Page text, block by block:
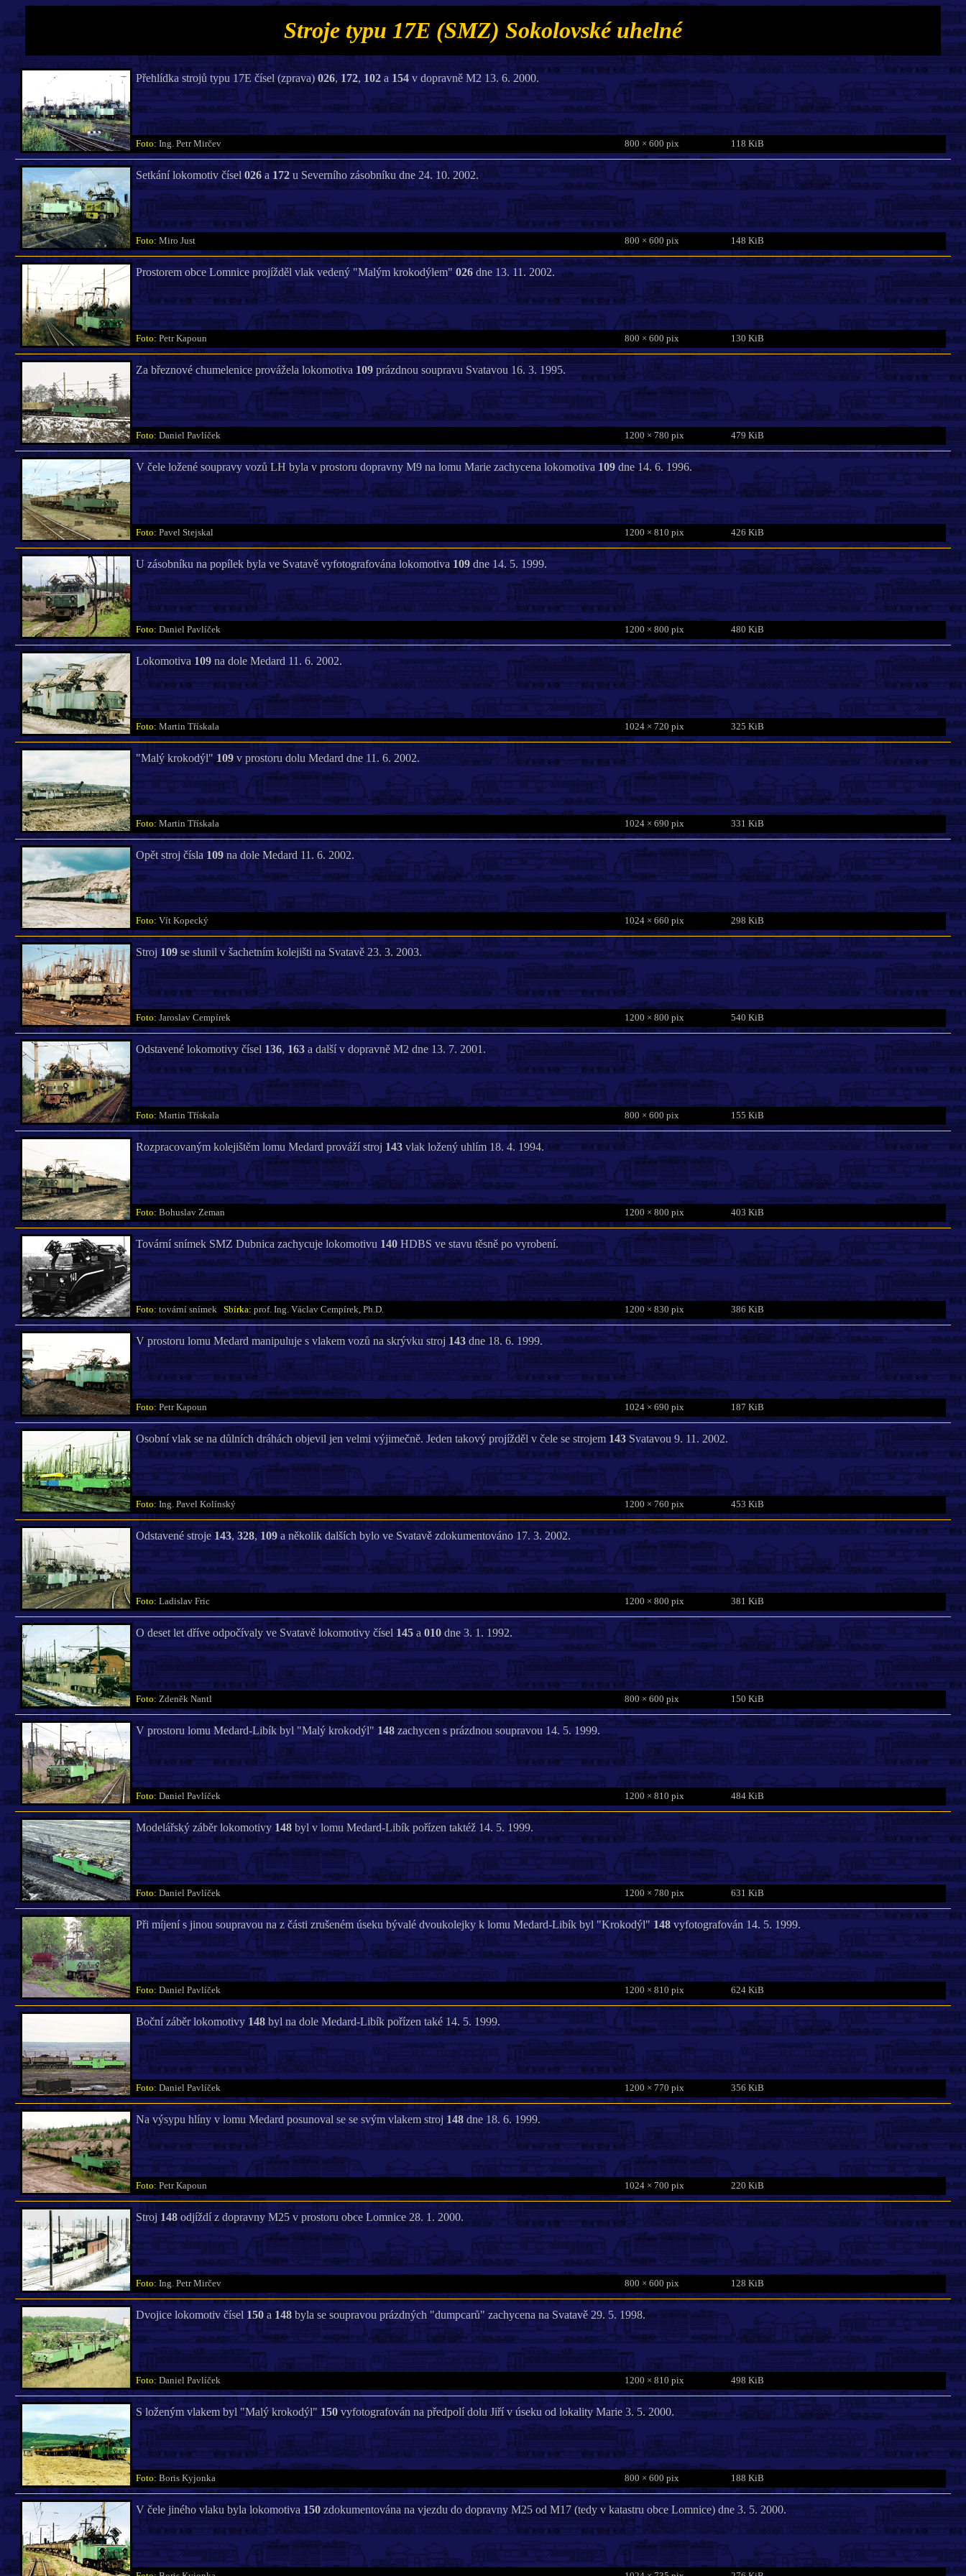
Stroje typu 17E (SMZ) Sokolovské uhelné
Přehlídka strojů typu 17E čísel (zprava)026, 172, 102 a 154 v dopravně M2 13. 6. 2000.
Foto: Ing. Petr Mirčev 800 × 600 pix 118 KiB
Setkání lokomotiv čísel 026 a 172 u Severního zásobníku dne 24. 10. 2002.
Foto: Miro Just 800 × 600 pix 148 KiB
Prostorem obce Lomnice projížděl vlak vedený "Malým krokodýlem" 026 dne 13. 11. 2002.
Foto: Petr Kapoun 800 × 600 pix 130 KiB
Za březnové chumelenice provážela lokomotiva 109 prázdnou soupravu Svatavou 16. 3. 1995.
Foto: Daniel Pavlíček 1200 × 780 pix 479 KiB
V čele ložené soupravy vozů LH byla v prostoru dopravny M9 na lomu Marie zachycena lokomotiva 109 dne 14. 6. 1996.
Foto: Pavel Stejskal 1200 × 810 pix 426 KiB
U zásobníku na popílek byla ve Svatavě vyfotografována lokomotiva 109 dne 14. 5. 1999.
Foto: Daniel Pavlíček 1200 × 800 pix 480 KiB
Lokomotiva109na dole Medard 11. 6. 2002.
Foto: Martin Třískala 1024 × 720 pix 325 KiB
"Malý krokodýl"109v prostoru dolu Medard dne 11. 6. 2002.
Foto: Martin Třískala 1024 × 690 pix 331 KiB
Opět stroj čísla109na dole Medard 11. 6. 2002.
Foto: Vít Kopecký 1024 × 660 pix 298 KiB
Stroj 109 se slunil v šachetním kolejišti na Svatavě 23. 3. 2003.
Foto: Jaroslav Cempírek 1200 × 800 pix 540 KiB
Odstavené lokomotivy čísel136, 163 a další v dopravně M2 dne 13. 7. 2001.
Foto: Martin Třískala 800 × 600 pix 155 KiB
Rozpracovaným kolejištěm lomu Medard prováží stroj 143 vlak ložený uhlím 18. 4. 1994.
Foto: Bohuslav Zeman 1200 × 800 pix 403 KiB
Tovární snímek SMZ Dubnica zachycuje lokomotivu 140 HDBS ve stavu těsně po vyrobení.
Foto: tovární snímek Sbírka: prof. Ing. Václav Cempírek, Ph.D. 1200 × 830 pix 386 KiB
V prostoru lomu Medard manipuluje s vlakem vozů na skrývku stroj143dne 18. 6. 1999.
Foto: Petr Kapoun 1024 × 690 pix 187 KiB
Osobní vlak se na důlních dráhách objevil jen velmi výjimečně. Jeden takový projížděl v čele se strojem143 Svatavou 9. 11. 2002.
Foto: Ing. Pavel Kolínský 1200 × 760 pix 453 KiB
Odstavené stroje143,328, 109 a několik dalších bylo ve Svatavě zdokumentováno 17. 3. 2002.
Foto: Ladislav Fric 1200 × 800 pix 381 KiB
O deset let dříve odpočívaly ve Svatavě lokomotivy čísel145 a010 dne 3. 1. 1992.
Foto: Zdeněk Nantl 800 × 600 pix 150 KiB
V prostoru lomu Medard-Libík byl "Malý krokodýl"148zachycen s prázdnou soupravou 14. 5. 1999.
Foto: Daniel Pavlíček 1200 × 810 pix 484 KiB
Modelářský záběr lokomotivy 148 byl v lomu Medard-Libík pořízen taktéž 14. 5. 1999.
Foto: Daniel Pavlíček 1200 × 780 pix 631 KiB
Při míjení s jinou soupravou na z části zrušeném úseku bývalé dvoukolejky k lomu Medard-Libík byl "Krokodýl" 148vyfotografován 14. 5. 1999.
Foto: Daniel Pavlíček 1200 × 810 pix 624 KiB
Boční záběr lokomotivy148 byl na dole Medard-Libík pořízen také 14. 5. 1999.
Foto: Daniel Pavlíček 1200 × 770 pix 356 KiB
Na výsypu hlíny v lomu Medard posunoval se se svým vlakem stroj 148 dne 18. 6. 1999.
Foto: Petr Kapoun 1024 × 700 pix 220 KiB
Stroj 148 odjíždí z dopravny M25 v prostoru obce Lomnice 28. 1. 2000.
Foto: Ing. Petr Mirčev 800 × 600 pix 128 KiB
Dvojice lokomotiv čísel 150 a 148 byla se soupravou prázdných "dumpcarů" zachycena na Svatavě 29. 5. 1998.
Foto: Daniel Pavlíček 1200 × 810 pix 498 KiB
S loženým vlakem byl "Malý krokodýl" 150vyfotografován na předpolí dolu Jiří v úseku od lokality Marie 3. 5. 2000.
Foto: Boris Kyjonka 800 × 600 pix 188 KiB
V čele jiného vlaku byla lokomotiva 150zdokumentována na vjezdu do dopravny M25 od M17 (tedy v katastru obce Lomnice) dne 3. 5. 2000.